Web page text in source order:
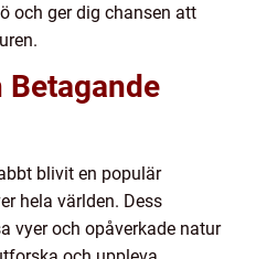
och ger dig chansen att
blivit en populär
hela världen. Dess
vyer och opåverkade natur